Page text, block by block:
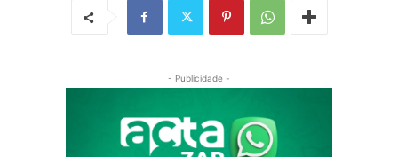
- Publicidade -